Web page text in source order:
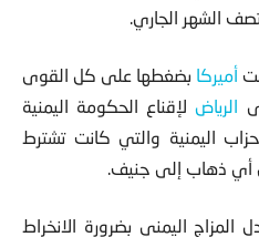
الشهر الجاري.
أميركا بضغطها على كل القوى
الرياضلإقناع الحكومة اليمنية
اليمنية والتي كانت تشترط
اليمني بضرورة الانخراط